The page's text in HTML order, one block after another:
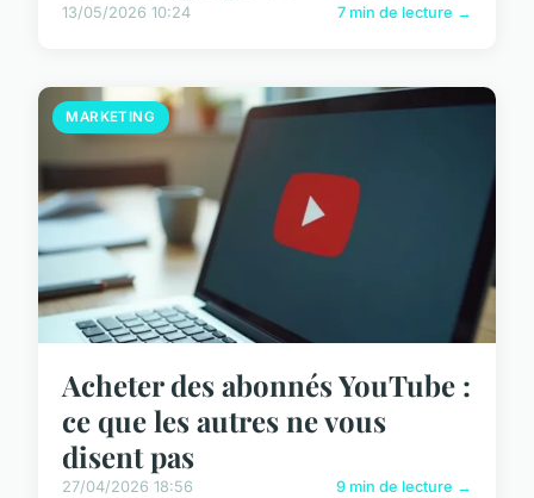
13/05/2026 10:24 7 min de lecture →
MARKETING
Acheter des abonnés YouTube :
ce que les autres ne vous
disent pas
27/04/2026 18:56 9 min de lecture →